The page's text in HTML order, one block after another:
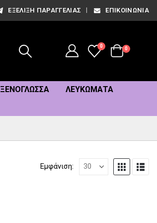
ΕΞΈΛΙΞΗ ΠΑΡΑΓΓΕΛΊΑΣ ΕΠΙΚΟΙΝΩΝΊΑ
0
0
ΞΕΝΌΓΛΩΣΣΑ
ΛΕΥΚΏΜΑΤΑ
Εμφάνιση: